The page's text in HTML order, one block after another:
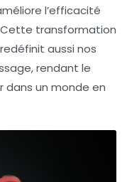
l’efficacité
Cette transformation
aussi nos
, rendant le
dans un monde en